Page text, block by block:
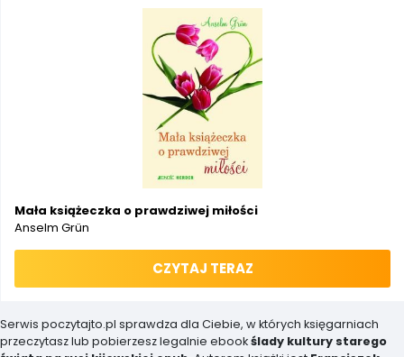
Mała książeczka o prawdziwej miłości
Anselm Grün
CZYTAJ TERAZ
Serwis poczytajto.pl sprawdza dla Ciebie, w których księgarniach
przeczytasz lub pobierzesz legalnie ebookślady kultury starego